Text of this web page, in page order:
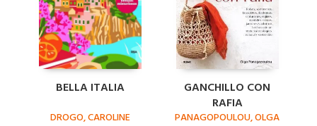
BELLA ITALIA
DROGO, CAROLINE
GANCHILLO CON
RAFIA
PANAGOPOULOU, OLGA